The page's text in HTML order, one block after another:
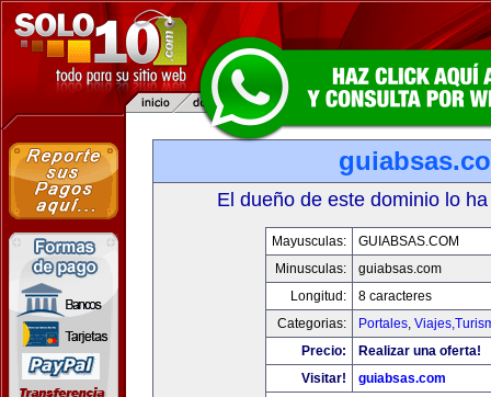
El dueño de este dominio lo
Mayusculas:
GUIABSAS.COM
Minusculas:
guiabsas.com
Longitud:
8 caracteres
Categorias:
Portales,
Precio:
Realizar una oferta!
Visitar!
guiabsas.com